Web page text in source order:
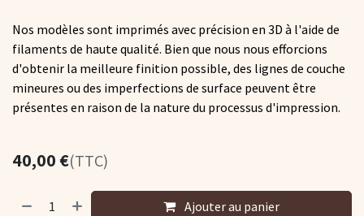
Nos modèles sont imprimés avec précision en 3D à l'aide de
filaments de haute qualité. Bien que nous nous efforcions
d'obtenir la meilleure finition possible, des lignes de couche
mineures ou des imperfections de surface peuvent être
présentes en raison de la nature du processus d'impression.
40,00€(TTC)
Ajouter au panier